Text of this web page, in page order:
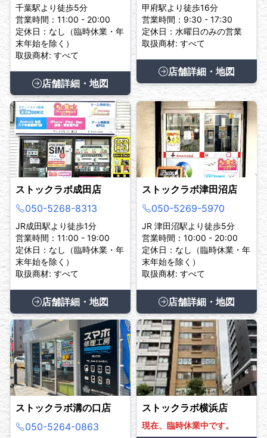
千葉駅より徒歩5分
営業時間：11:00 - 20:00
定休日：なし（臨時休業・年
末年始を除く）
取扱商材: すべて
店舗詳細・地図
甲府駅より徒歩16分
営業時間：9:30 - 17:30
定休日：水曜日のみの営業
取扱商材: すべて
店舗詳細・地図
ストックラボ成田店
050-5268-8313
JR成田駅より徒歩1分
営業時間：11:00 - 19:00
定休日：なし（臨時休業・年
末年始を除く）
取扱商材: すべて
店舗詳細・地図
ストックラボ津田沼店
050-5269-5970
JR 津田沼駅より徒歩5分
営業時間：10:00 - 20:00
定休日：なし（臨時休業・年
末年始を除く）
取扱商材: すべて
店舗詳細・地図
ストックラボ溝の口店
050-5264-0863
ストックラボ横浜店
現在、臨時休業中です。